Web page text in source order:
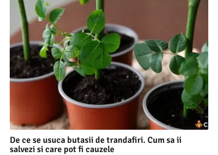
De ce se usuca butasii de trandafiri. Cum sa ii
salvezi si care pot fi cauzele